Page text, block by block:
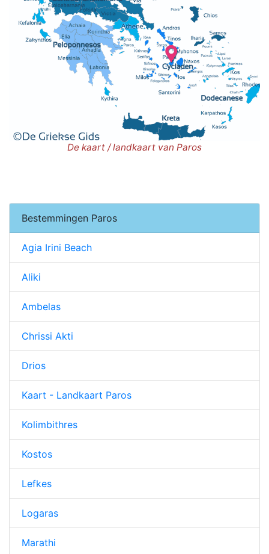
De kaart / landkaart van Paros
Bestemmingen Paros
Agia Irini Beach
Aliki
Ambelas
Chrissi Akti
Drios
Kaart - Landkaart Paros
Kolimbithres
Kostos
Lefkes
Logaras
Marathi